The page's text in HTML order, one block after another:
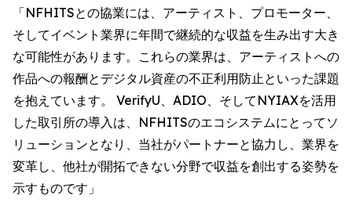
「NFHITSとの協業には、アーティスト、プロモーター、
そしてイベント業界に年間で継続的な収益を生み出す大き
な可能性があります。これらの業界は、アーティストへの
作品への報酬とデジタル資産の不正利用防止といった課題
を抱えています。 VerifyU、ADIO、そしてNYIAXを活用
した取引所の導入は、NFHITSのエコシステムにとってソ
リューションとなり、当社がパートナーと協力し、業界を
変革し、他社が開拓できない分野で収益を創出する姿勢を
示すものです」